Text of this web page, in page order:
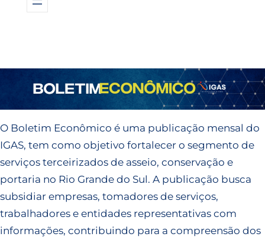
O Boletim Econômico é uma publicação mensal do
IGAS, tem como objetivo fortalecer o segmento de
serviços terceirizados de asseio, conservação e
portaria no Rio Grande do Sul. A publicação busca
subsidiar empresas, tomadores de serviços,
trabalhadores e entidades representativas com
informações, contribuindo para a compreensão dos